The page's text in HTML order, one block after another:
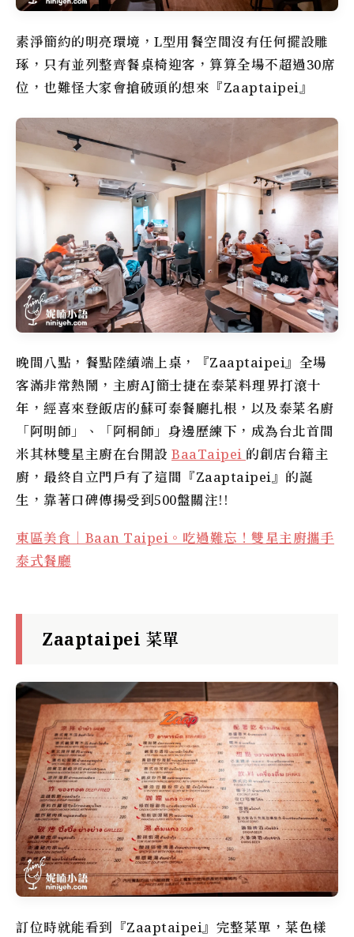
素淨簡約的明亮環境，L型用餐空間沒有任何擺設雕
琢，只有並列整齊餐桌椅迎客，算算全場不超過30席
位，也難怪大家會搶破頭的想來『Zaaptaipei』
晚間八點，餐點陸續端上桌，『Zaaptaipei』全場
客滿非常熱鬧，主廚AJ簡士捷在泰菜料理界打滾十
年，經喜來登飯店的蘇可泰餐廳扎根，以及泰菜名廚
「阿明師」、「阿桐師」身邊歷練下，成為台北首間
米其林雙星主廚在台開設 BaaTaipei 的創店台籍主
廚，最終自立門戶有了這間『Zaaptaipei』的誕
生，靠著口碑傳揚受到500盤關注!!
東區美食｜Baan Taipei。吃過難忘！雙星主廚攜手
泰式餐廳
Zaaptaipei 菜單
訂位時就能看到『Zaaptaipei』完整菜單，菜色樣